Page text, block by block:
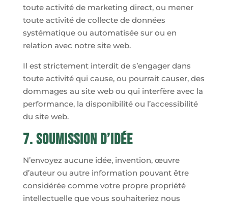
toute activité de marketing direct, ou mener
toute activité de collecte de données
systématique ou automatisée sur ou en
relation avec notre site web.
Il est strictement interdit de s’engager dans
toute activité qui cause, ou pourrait causer, des
dommages au site web ou qui interfère avec la
performance, la disponibilité ou l’accessibilité
du site web.
7. Soumission d’idée
N’envoyez aucune idée, invention, œuvre
d’auteur ou autre information pouvant être
considérée comme votre propre propriété
intellectuelle que vous souhaiteriez nous